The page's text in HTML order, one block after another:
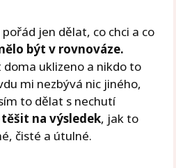
jen dělat, co chci a co
být v rovnováze.
uklizeno a nikdo to
mi nezbývá nic jiného,
to dělat s nechutí
těšit na výsledek, jak to
čisté a útulné.